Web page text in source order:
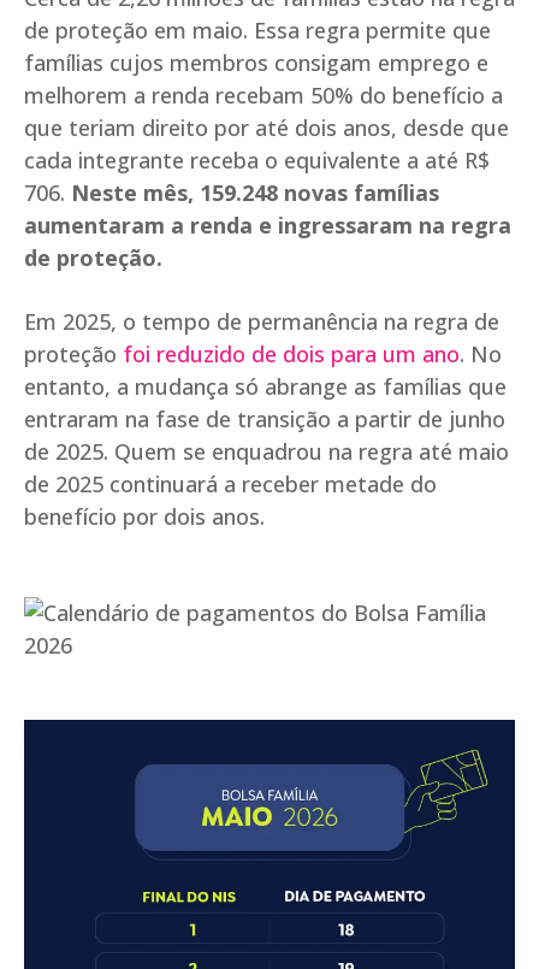
de proteção em maio. Essa regra permite que
famílias cujos membros consigam emprego e
melhorem a renda recebam 50% do benefício a
que teriam direito por até dois anos, desde que
cada integrante receba o equivalente a até R$
706. Neste mês, 159.248 novas famílias
aumentaram a renda e ingressaram na regra
de proteção.
Em 2025, o tempo de permanência na regra de
proteção foi reduzido de dois para um ano. No
entanto, a mudança só abrange as famílias que
entraram na fase de transição a partir de junho
de 2025. Quem se enquadrou na regra até maio
de 2025 continuará a receber metade do
benefício por dois anos.